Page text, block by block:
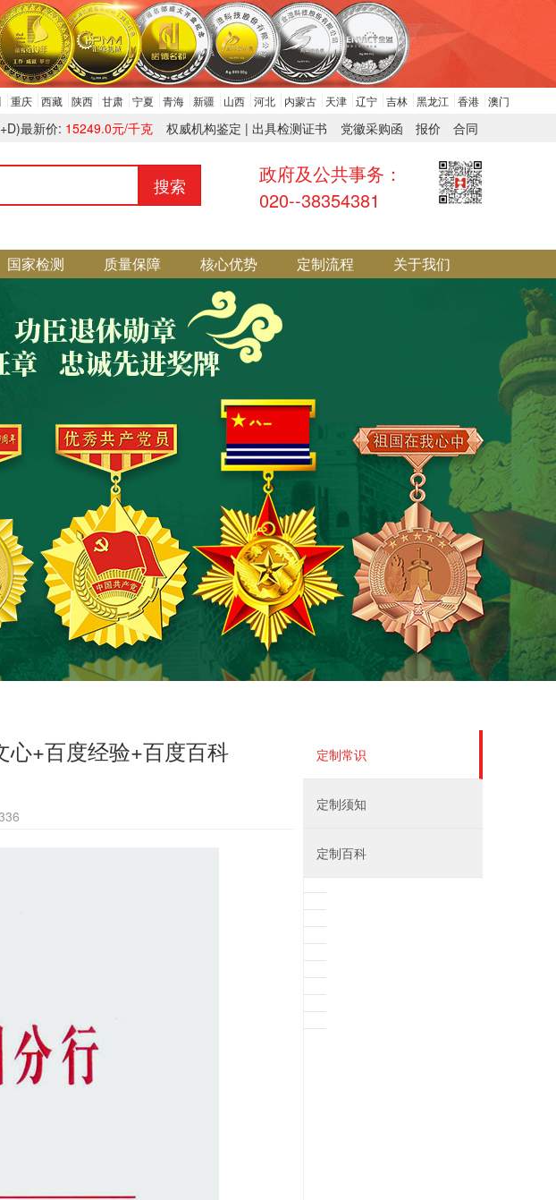
重庆 西藏 陕西 甘肃 宁夏 青海 新疆 山西 河北 内蒙古 天津 辽宁 吉林 黑龙江 香港 澳门
党徽采购函 报价 合同
权威机构鉴定 | 出具检测证书
最新价: 15249.0元/千克
搜索
政府及公共事务：
020--38354381
国家检测 质量保障 核心优势 定制流程 关于我们
心+百度经验+百度百科 定制常识
定制须知
定制百科